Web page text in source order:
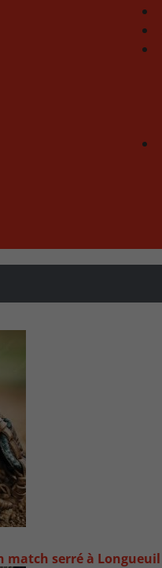
match serré à Longueuil